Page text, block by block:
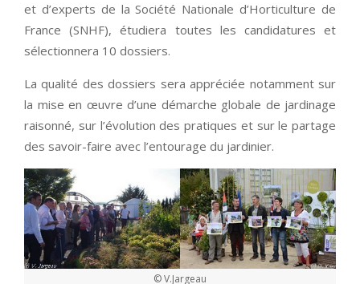
et d’experts de la Société Nationale d’Horticulture de
France (SNHF), étudiera toutes les candidatures et
sélectionnera 10 dossiers.
La qualité des dossiers sera appréciée notamment sur
la mise en œuvre d’une démarche globale de jardinage
raisonné, sur l’évolution des pratiques et sur le partage
des savoir-faire avec l’entourage du jardinier.
© V.Jargeau